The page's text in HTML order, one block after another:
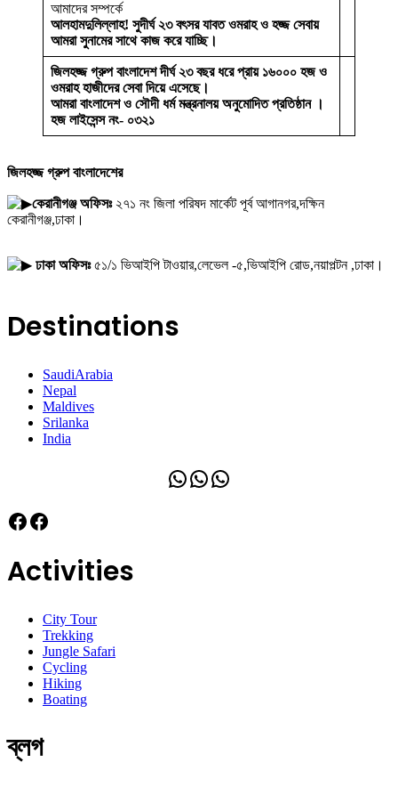
আমাদের সম্পর্কে
আলহামদুলিল্লাহ! সুদীর্ঘ ২৩ বৎসর যাবত ওমরাহ ও হজ্জ সেবায়
আমরা সুনামের সাথে কাজ করে যাচ্ছি।
জিলহজ্জ গ্রুপ বাংলাদেশ দীর্ঘ ২৩ বছর ধরে প্রায় ১৬০০০ হজ ও
ওমরাহ হাজীদের সেবা দিয়ে এসেছে।
আমরা বাংলাদেশ ও সৌদী ধর্ম মন্ত্রনালয় অনুমোদিত প্রতিষ্ঠান ।
হজ লাইসেন্স নং- ০৩২১
জিলহজ্জ গ্রুপ বাংলাদেশের
কেরানীগঞ্জ অফিসঃ২৭১ নং জিলা পরিষদ মার্কেট পূর্ব আগানগর,দক্ষিন
কেরানীগঞ্জ,ঢাকা।
ঢাকা অফিসঃ৫১/১ ভিআইপি টাওয়ার,লেভেল -৫,ভিআইপি রোড,নয়াপল্টন ,ঢাকা।
Destinations
SaudiArabia
Nepal
Maldives
Srilanka
India
WhatsApp
WhatsApp
WhatsApp
Facebook
Facebook
Activities
City Tour
Trekking
Jungle Safari
Cycling
Hiking
Boating
ব্লগ